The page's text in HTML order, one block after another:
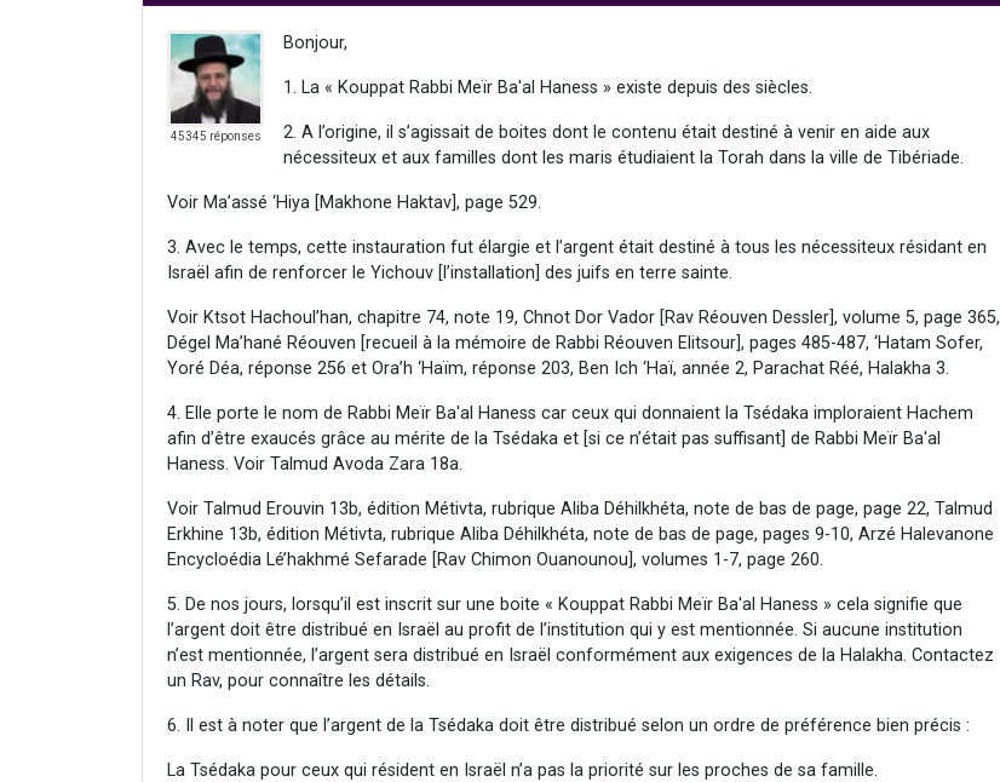
45345 réponses
Bonjour,
1. La « Kouppat Rabbi Meïr Ba'al Haness » existe depuis des siècles.
2. A l’origine, il s’agissait de boites dont le contenu était destiné à venir en aide aux
nécessiteux et aux familles dont les maris étudiaient la Torah dans la ville de Tibériade.
Voir Ma’assé ‘Hiya [Makhone Haktav], page 529.
3. Avec le temps, cette instauration fut élargie et l’argent était destiné à tous les nécessiteux résidant en
Israël afin de renforcer le Yichouv [l’installation] des juifs en terre sainte.
Voir Ktsot Hachoul’han, chapitre 74, note 19, Chnot Dor Vador [Rav Réouven Dessler], volume 5, page 365,
Dégel Ma’hané Réouven [recueil à la mémoire de Rabbi Réouven Elitsour], pages 485-487, ‘Hatam Sofer,
Yoré Déa, réponse 256 et Ora’h ‘Haïm, réponse 203, Ben Ich ‘Haï, année 2, Parachat Réé, Halakha 3.
4. Elle porte le nom de Rabbi Meïr Ba'al Haness car ceux qui donnaient la Tsédaka imploraient Hachem
afin d’être exaucés grâce au mérite de la Tsédaka et [si ce n’était pas suffisant] de Rabbi Meïr Ba'al
Haness. Voir Talmud Avoda Zara 18a.
Voir Talmud Erouvin 13b, édition Métivta, rubrique Aliba Déhilkhéta, note de bas de page, page 22, Talmud
Erkhine 13b, édition Métivta, rubrique Aliba Déhilkhéta, note de bas de page, pages 9-10, Arzé Halevanone
Encycloédia Lé’hakhmé Sefarade [Rav Chimon Ouanounou], volumes 1-7, page 260.
5. De nos jours, lorsqu’il est inscrit sur une boite « Kouppat Rabbi Meïr Ba'al Haness » cela signifie que
l’argent doit être distribué en Israël au profit de l’institution qui y est mentionnée. Si aucune institution
n’est mentionnée, l’argent sera distribué en Israël conformément aux exigences de la Halakha. Contactez
un Rav, pour connaître les détails.
6. Il est à noter que l’argent de la Tsédaka doit être distribué selon un ordre de préférence bien précis :
La Tsédaka pour ceux qui résident en Israël n’a pas la priorité sur les proches de sa famille.